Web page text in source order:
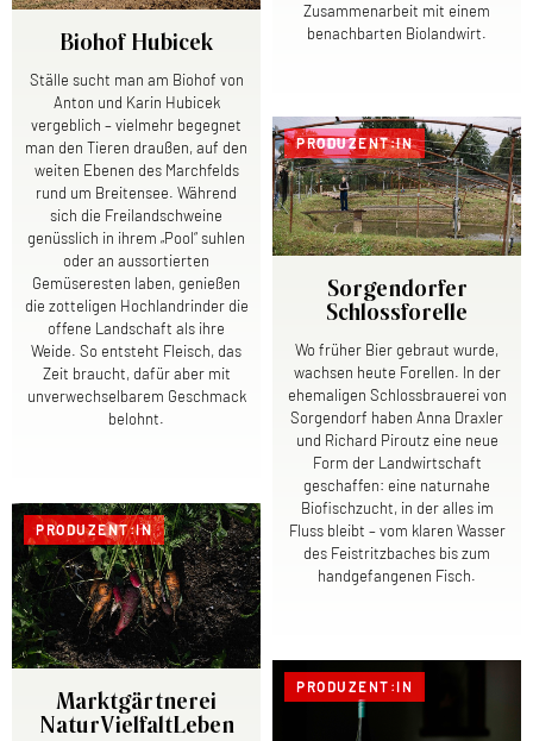
Zusammenarbeit mit einem
benachbarten Biolandwirt.
Biohof Hubicek
Ställe sucht man am Biohof von
Anton und Karin Hubicek
vergeblich – vielmehr begegnet
man den Tieren draußen, auf den
weiten Ebenen des Marchfelds
rund um Breitensee. Während
sich die Freilandschweine
genüsslich in ihrem „Pool“ suhlen
oder an aussortierten
Gemüseresten laben, genießen
die zotteligen Hochlandrinder die
offene Landschaft als ihre
Weide. So entsteht Fleisch, das
Zeit braucht, dafür aber mit
unverwechselbarem Geschmack
belohnt.
PRODUZENT:IN
Sorgendorfer
Schlossforelle
Wo früher Bier gebraut wurde,
wachsen heute Forellen. In der
ehemaligen Schlossbrauerei von
Sorgendorf haben Anna Draxler
und Richard Piroutz eine neue
Form der Landwirtschaft
geschaffen: eine naturnahe
Biofischzucht, in der alles im
Fluss bleibt – vom klaren Wasser
des Feistritzbaches bis zum
handgefangenen Fisch.
PRODUZENT:IN
Marktgärtnerei
NaturVielfaltLeben
PRODUZENT:IN